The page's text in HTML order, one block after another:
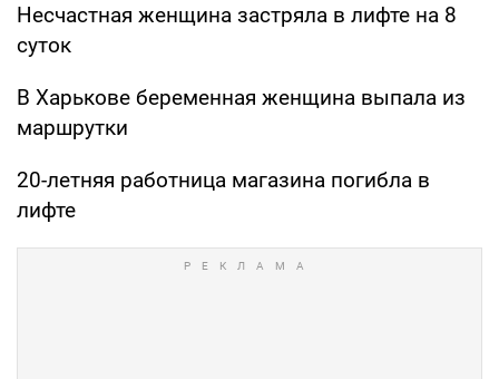
Несчастная женщина застряла в лифте на 8
суток
В Харькове беременная женщина выпала из
маршрутки
20-летняя работница магазина погибла в
лифте